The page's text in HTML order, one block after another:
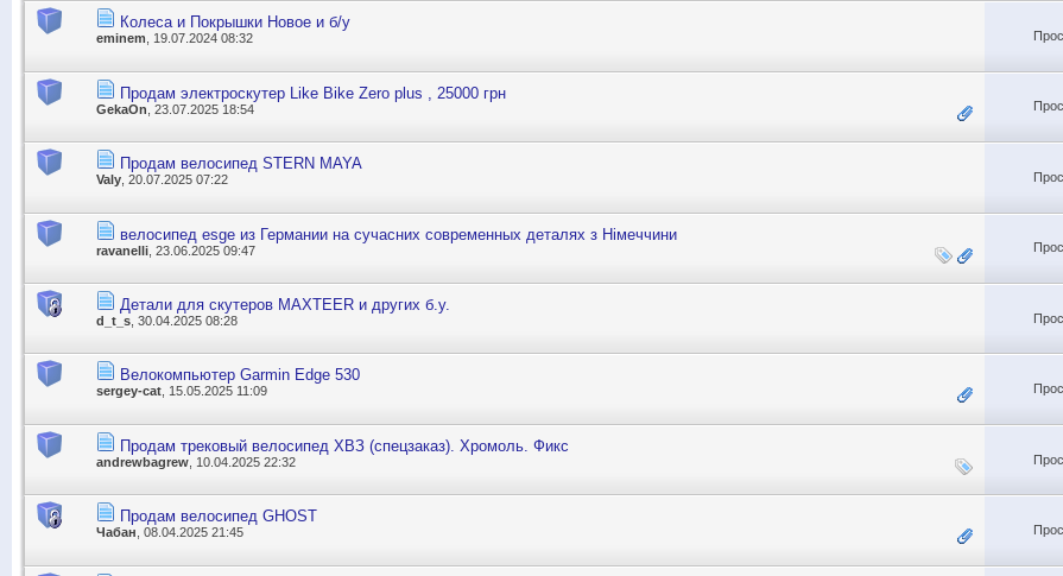
Колеса и Покрышки Новое и б/у
eminem , 19.07.2024 08:32
Продам электроскутер Like Bike Zero plus , 25000 грн
GekaOn , 23.07.2025 18:54
Продам велосипед STERN MAYA
Valy , 20.07.2025 07:22
велосипед esge из Германии на сучасних современных деталях з Німеччини
ravanelli , 23.06.2025 09:47
Детали для скутеров MAXTEER и других б.у.
d_t_s , 30.04.2025 08:28
Велокомпьютер Garmin Edge 530
sergey-cat, 15.05.2025 11:09
Продам трековый велосипед ХВЗ (спецзаказ). Хромоль. Фикс
andrewbagrew , 10.04.2025 22:32
Продам велосипед GHOST
Чабан, 08.04.2025 21:45